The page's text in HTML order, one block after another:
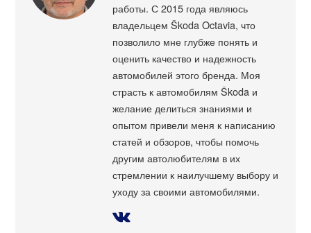
работы. С 2015 года являюсь
владельцем Škoda Octavia, что
позволило мне глубже понять и
оценить качество и надежность
автомобилей этого бренда. Моя
страсть к автомобилям Škoda и
желание делиться знаниями и
опытом привели меня к написанию
статей и обзоров, чтобы помочь
другим автолюбителям в их
стремлении к наилучшему выбору и
уходу за своими автомобилями.